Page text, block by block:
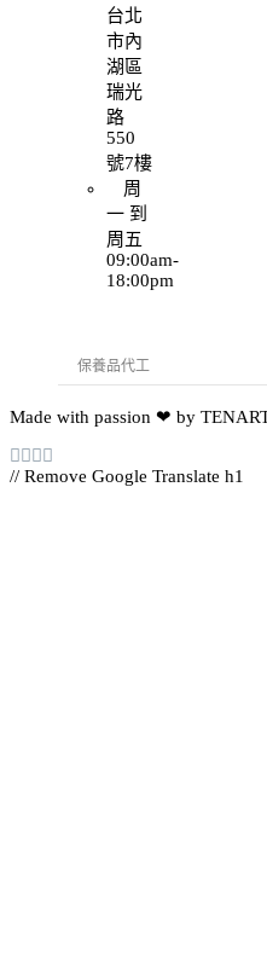
台北
市內
湖區
瑞光
路
550
號7樓
周
一 到
周五
09:00am-
18:00pm
Made with passion ❤ by
// Remove Google Translate h1